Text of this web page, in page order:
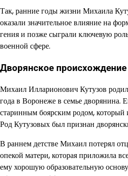
Так, ранние годы жизни Михаила
оказали значительное влияние на
гения и позже сыграли ключевую
военной сфере.
Дворянское происхождение
Михаил Илларионович Кутузов
года в Воронеже в семье дворянина.
старинным боярским родом,
Род Кутузовых был признан
В раннем детстве Михаил потерял
опекой матери, которая приложила
ему хорошую образовательную